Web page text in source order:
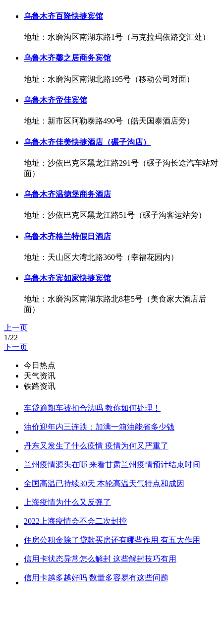
乌鲁木齐百隆快捷宾馆
地址：水磨沟区南湖东路1号（与克拉玛依路交汇处）
乌鲁木齐馨之居商务宾馆
地址：水磨沟区南湖北路195号（移动公司对面）
乌鲁木齐帝佳宾馆
地址：新市区阿勒泰路490号（皓天国泰酒店旁）
乌鲁木齐佳美快捷酒店（碾子沟店）
地址：沙依巴克区黑龙江路291号（碾子沟长途汽车站对
面）
乌鲁木齐温德堡商务酒店
地址：沙依巴克区黑龙江路51号（碾子沟客运站旁）
乌鲁木齐格兰特假日酒店
地址：天山区大湾北路360号（幸福花园内）
乌鲁木齐宾如家快捷宾馆
地址：水磨沟区南湖东路北8巷5号（美食家大酒店后
面）
上一页
1/22
下一页
今日热点
天气资讯
铁路资讯
车贷逾期车被扣合法吗 教你如何处理！
油价迎年内三连跌：加满一箱油能省多少钱
丹东又发生了什么疫情 疫情为何又严重了
兰州疫情源头在哪 来看甘肃兰州疫情预计结束时间
全国高温已持续30天 本轮高温天气特点和成因
上海疫情为什么又反弹了
2022上海疫情会不会二次封控
住房公积金除了贷款买房还有哪些作用 有五大作用
信用卡状态异常怎么解封 这些解封技巧有用
信用卡越多越好吗 数量多容易有这些问题